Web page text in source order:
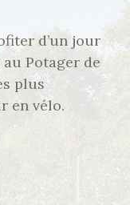
d’un jour
Potager de
plus
en vélo.